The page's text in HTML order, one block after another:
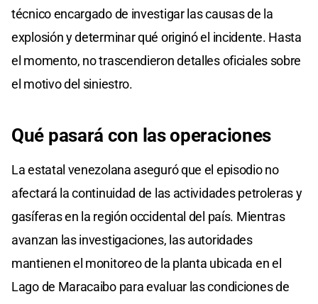
seconds
técnico encargado de investigar las causas de la
explosión y determinar qué originó el incidente. Hasta
el momento, no trascendieron detalles oficiales sobre
el motivo del siniestro.
Qué pasará con lasoperaciones
La estatal venezolana aseguró que el episodio no
afectará la continuidad de las actividades petroleras y
gasíferas en la región occidental del país. Mientras
avanzan las investigaciones, las autoridades
mantienen el monitoreo de la planta ubicada en el
Lago de Maracaibo para evaluar las condiciones de